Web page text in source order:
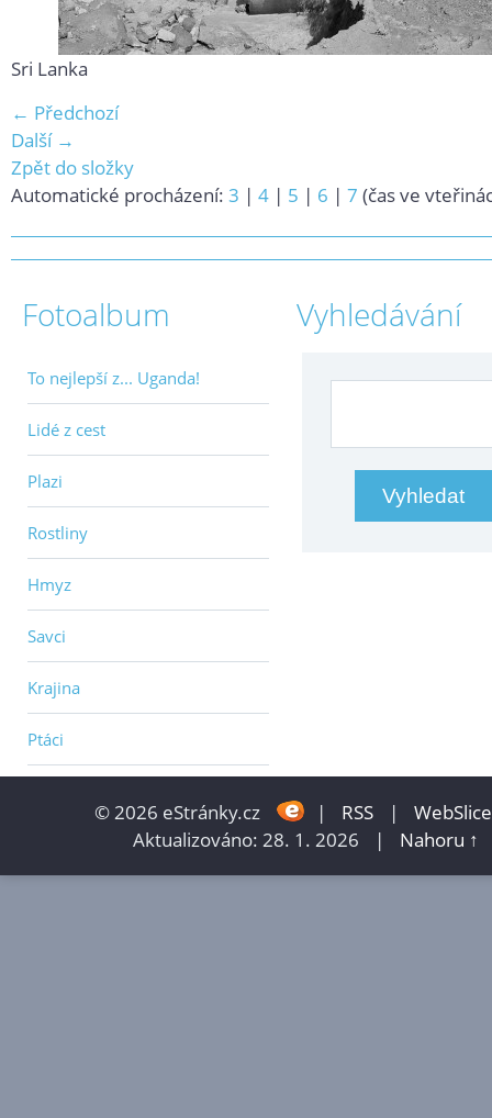
Sri Lanka
← Předchozí
Další →
Zpět do složky
Automatické procházení: 3 | 4 | 5 | 6 | 7 (čas ve
Fotoalbum
To nejlepší z... Uganda!
Lidé z cest
Plazi
Rostliny
Hmyz
Savci
Krajina
Ptáci
Vyhledávání
© 2026 eStránky.cz | RSS |
WebSlice
Aktualizováno: 28. 1. 2026
| Nahoru ↑